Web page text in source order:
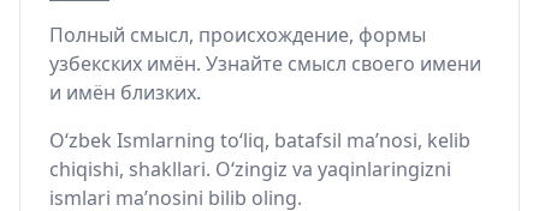
Полный смысл, происхождение, формы
узбекских имён. Узнайте смысл своего имени
и имён близких.
O‘zbek Ismlarning to‘liq, batafsil ma’nosi, kelib
chiqishi, shakllari. O‘zingiz va yaqinlaringizni
ismlari ma’nosini bilib oling.